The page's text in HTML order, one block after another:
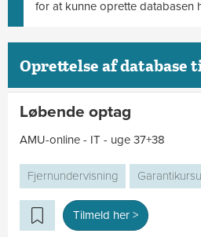
for at kunne oprette databasen
Oprettelse af database
Løbende optag
AMU-online - IT - uge 37+38
Fjernundervisning
Tilmeld her >